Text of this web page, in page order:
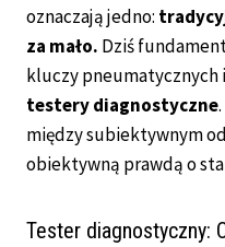
oznaczają jedno:
za mało. Dziś
kluczy pneumatycznych
testery diagnostyczne
między subiektywnym
obiektywną prawdą o
Tester diagnostyczny: